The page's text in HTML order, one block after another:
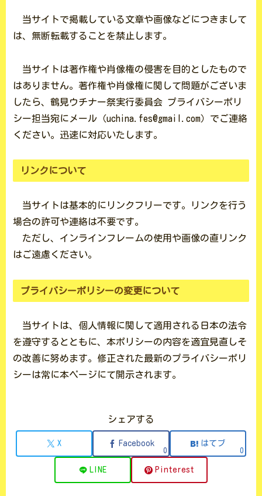
当サイトで掲載している文章や画像などにつきまして
は、無断転載することを禁止します。
当サイトは著作権や肖像権の侵害を目的としたもので
はありません。著作権や肖像権に関して問題がございま
したら、鶴見ウチナー祭実行委員会 プライバシーポリ
シー担当宛にメール（uchina.fes@gmail.com）でご連絡
ください。迅速に対応いたします。
リンクについて
当サイトは基本的にリンクフリーです。リンクを行う
場合の許可や連絡は不要です。
ただし、インラインフレームの使用や画像の直リンク
はご遠慮ください。
プライバシーポリシーの変更について
当サイトは、個人情報に関して適用される日本の法令
を遵守するとともに、本ポリシーの内容を適宜見直しそ
の改善に努めます。 修正された最新のプライバシーポリ
シーは常に本ページにて開示されます。
シェアする
X Facebook
0
はてブ
0
LINE Pinterest